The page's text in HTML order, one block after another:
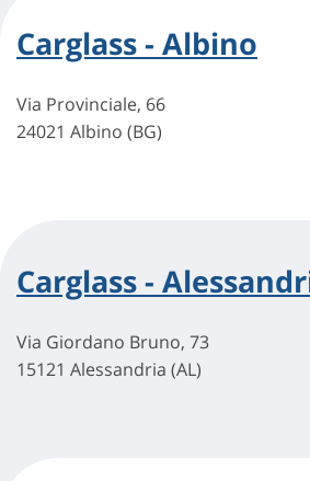
Carglass - Albino
Via Provinciale, 66
24021 Albino (BG)
Carglass -
Via Giordano Bruno, 73
15121 Alessandria (AL)